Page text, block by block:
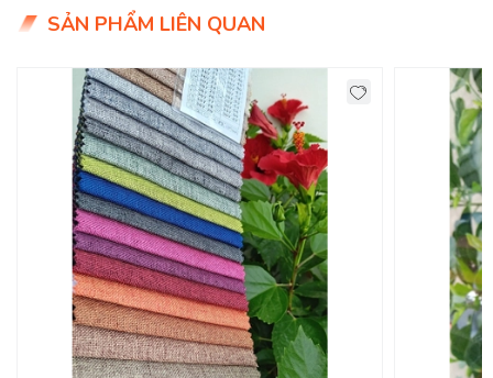
cho nội thất.
- Vải giả da: Phong cách hiện đại, dễ làm sạch và có độ
bền cao.
- Vải canvas: Cá tính, tạo nên vẻ độc đáo cho sofa nhà
2. Đặc điểm nổi bật của vải bọc sofa Vân Hà
- Màu sắc đa dạng: Từ tông màu trung tính đến những
màu sắc nổi bật, đầy đủ sự lựa chọn cho khách hàng.
- Chất lượng cao cấp: Vải bình chắc, khó bị xước hay bám
bụi, dễ dàng vệ sinh.
SẢN PHẨM LIÊN QUAN